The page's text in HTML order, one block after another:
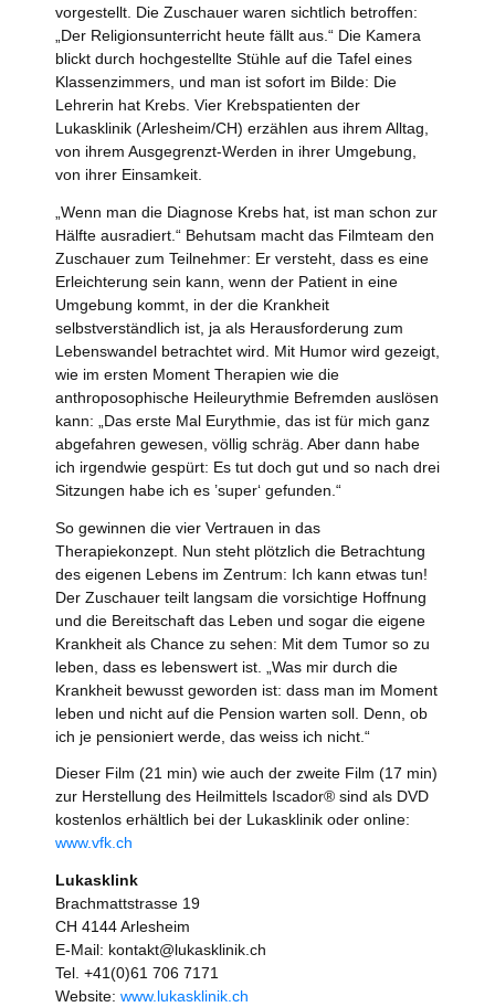
vorgestellt. Die Zuschauer waren sichtlich betroffen:
„Der Religionsunterricht heute fällt aus.“ Die Kamera
blickt durch hochgestellte Stühle auf die Tafel eines
Klassenzimmers, und man ist sofort im Bilde: Die
Lehrerin hat Krebs. Vier Krebspatienten der
Lukasklinik (Arlesheim/CH) erzählen aus ihrem Alltag,
von ihrem Ausgegrenzt-Werden in ihrer Umgebung,
von ihrer Einsamkeit.
„Wenn man die Diagnose Krebs hat, ist man schon zur
Hälfte ausradiert.“ Behutsam macht das Filmteam den
Zuschauer zum Teilnehmer: Er versteht, dass es eine
Erleichterung sein kann, wenn der Patient in eine
Umgebung kommt, in der die Krankheit
selbstverständlich ist, ja als Herausforderung zum
Lebenswandel betrachtet wird. Mit Humor wird gezeigt,
wie im ersten Moment Therapien wie die
anthroposophische Heileurythmie Befremden auslösen
kann: „Das erste Mal Eurythmie, das ist für mich ganz
abgefahren gewesen, völlig schräg. Aber dann habe
ich irgendwie gespürt: Es tut doch gut und so nach drei
Sitzungen habe ich es ’super‘ gefunden.“
So gewinnen die vier Vertrauen in das
Therapiekonzept. Nun steht plötzlich die Betrachtung
des eigenen Lebens im Zentrum: Ich kann etwas tun!
Der Zuschauer teilt langsam die vorsichtige Hoffnung
und die Bereitschaft das Leben und sogar die eigene
Krankheit als Chance zu sehen: Mit dem Tumor so zu
leben, dass es lebenswert ist. „Was mir durch die
Krankheit bewusst geworden ist: dass man im Moment
leben und nicht auf die Pension warten soll. Denn, ob
ich je pensioniert werde, das weiss ich nicht.“
Dieser Film (21 min) wie auch der zweite Film (17 min)
zur Herstellung des Heilmittels Iscador® sind als DVD
kostenlos erhältlich bei der Lukasklinik oder online:
www.vfk.ch
Lukasklink
Brachmattstrasse 19
CH 4144 Arlesheim
E-Mail: kontakt@lukasklinik.ch
Tel. +41(0)61 706 7171
Website: www.lukasklinik.ch